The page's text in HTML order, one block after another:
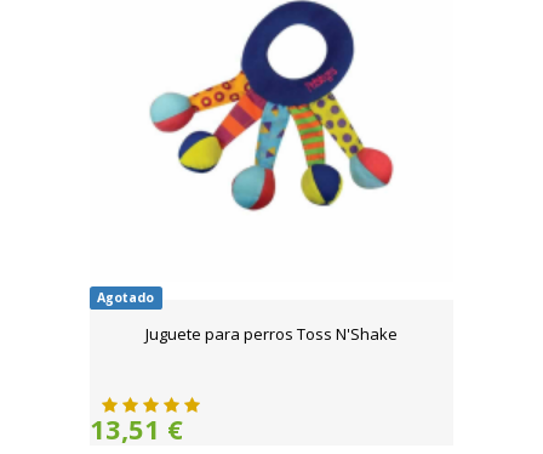
Agotado
Juguete para perros Toss N'Shake
13,51 €